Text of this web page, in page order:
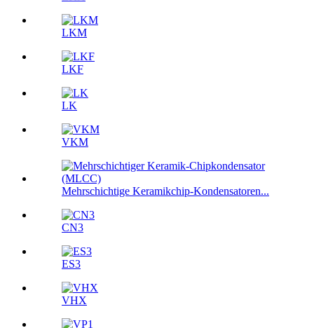
LKM
LKF
LK
VKM
Mehrschichtige Keramikchip-Kondensatoren...
CN3
ES3
VHX